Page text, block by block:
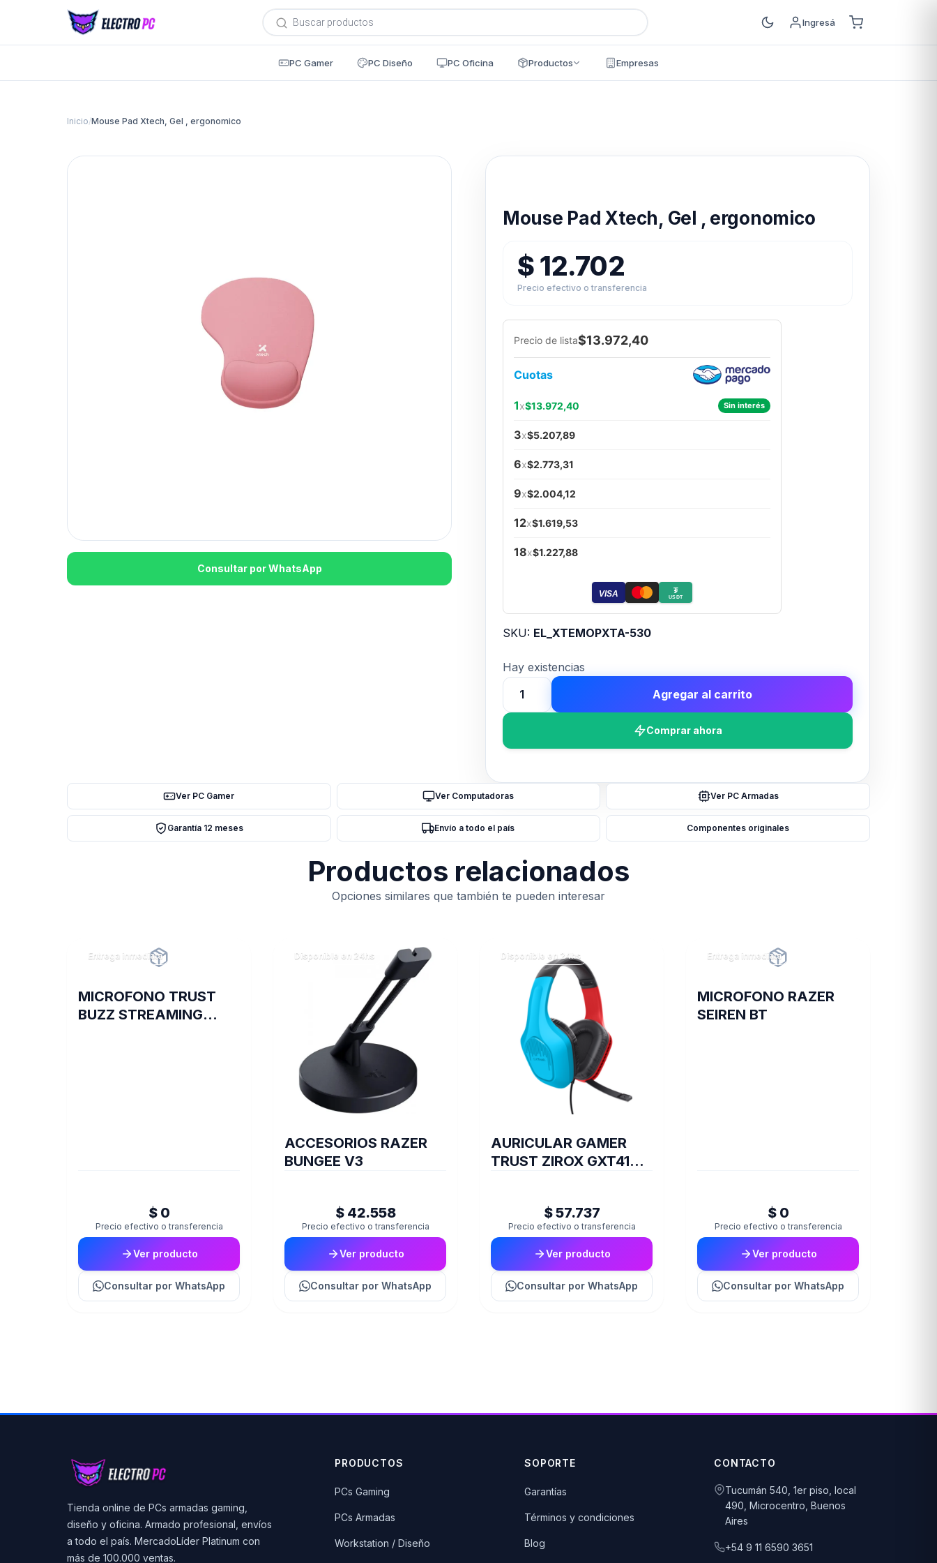
Búsqueda
de
productos
Ingresá
PC Gamer PC Diseño PC Oficina Productos Empresas
Inicio/Mouse Pad Xtech, Gel , ergonomico
Consultar por WhatsApp
Mouse Pad Xtech, Gel , ergonomico
$12.702
Precio efectivo o transferencia
Precio de lista$13.972,40
Cuotas
1x$13.972,40 Sin interés
3x$5.207,89
6x$2.773,31
9x$2.004,12
12x$1.619,53
18x$1.227,88
VISA ₮
USDT
SKU: EL_XTEMOPXTA-530
Hay existencias
Mouse
Pad
cantidad
Agregar al carrito
Comprar ahora
Ver PC Gamer Ver Computadoras Ver PC Armadas
Garantía 12 meses Envío a todo el país Componentes originales
Productos relacionados
Opciones similares que también te pueden interesar
Entrega inmediata
MICROFONO TRUST
BUZZ STREAMING
$ 0
Precio efectivo o transferencia
Ver producto
Consultar por WhatsApp
Disponible en 24hs
ACCESORIOS RAZER
BUNGEE V3
$ 42.558
Precio efectivo o transferencia
Ver producto
Consultar por WhatsApp
Disponible en 24hs
AURICULAR GAMER
TRUST ZIROX GXT416S
$ 57.737
Precio efectivo o transferencia
Ver producto
Consultar por WhatsApp
Entrega inmediata
MICROFONO RAZER
SEIREN BT
$ 0
Precio efectivo o transferencia
Ver producto
Consultar por WhatsApp
Tienda online de PCs armadas gaming,
diseño y oficina. Armado profesional, envíos
a todo el país. MercadoLíder Platinum con
más de 100.000 ventas.
PRODUCTOS
PCs Gaming
PCs Armadas
Workstation / Diseño
SOPORTE
Garantías
Términos y condiciones
Blog
CONTACTO
Tucumán 540, 1er piso, local
490, Microcentro, Buenos
Aires
+54 9 11 6590 3651